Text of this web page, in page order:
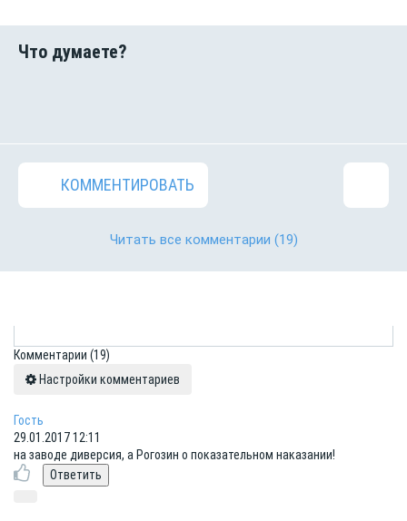
КОММЕНТИРОВАТЬ
Читать все комментарии (19)
Комментарии (19)
Настройки комментариев
Гость
29.01.2017 12:11
на заводе диверсия, а Рогозин о показательном наказании!